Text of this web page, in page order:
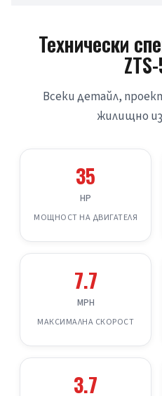
Технически
Всеки детайл,
жилищно
35
HP
МОЩНОСТ НА ДВИГАТЕЛЯ
7.7
MPH
МАКСИМАЛНА СКОРОСТ
3.7